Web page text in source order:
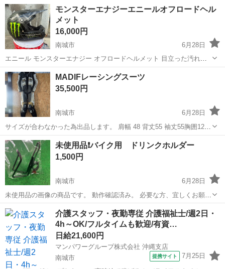
後はノークレームノーリターン守れる方 取りに来て貰える方で宜しく
お願い致します。
沖縄 南城市 首里駅 カワサキ
モンスターエナジーエニールオフロードヘル
メット
16,000円
南城市
6月28日
エニール モンスターエナジー オフロードヘルメット 目立った汚れ傷
などありません。 引渡しの際は、磨きあげのお渡しになります。 希望
の金額で販売させて頂きます。 考えてる方はコメントでお問い合わせ
くださち。 大幅...
沖縄 南城市 モンスターエナジー
MADIFレーシングスーツ
35,500円
南城市
6月28日
サイズが合わなかった為出品します。 肩幅 48 背丈55 袖丈55胸囲120
ウエスト105 わたり幅55 股下75 裾幅18 素人寸法の為多少の誤差ある
と思いますが、ご了承ください。 身長170cm体重80キロ...
沖縄 南城市 バイク レーシングスーツ
未使用品❗️バイク用 ドリンクホルダー
1,500円
南城市
6月28日
未使用品の画像の商品です。 動作確認済み。 必要な方、宜しくお願い
します。 ブラック 1個の価格です。 倉庫から出てきました。どのバ
イク用かわかりません。わかる方はお得です。 気軽に声をかけてくだ
さい。😊🙇‍♂️ 商品を...
沖縄 その他 個人
介護スタッフ・夜勤専従 介護福祉士/週2日・
4h～OK/フルタイムも歓迎/有資…
日給21,600円
マンパワーグループ株式会社 沖縄支店
南城市
提携サイト 7月25日